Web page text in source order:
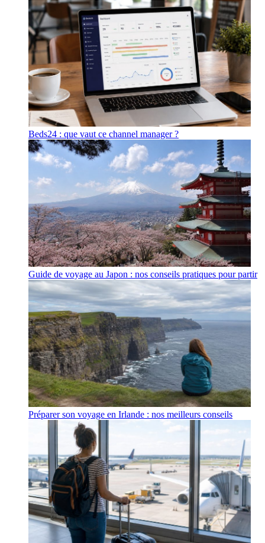
Beds24 : que vaut ce channel manager ?
Guide de voyage au Japon : nos conseils pratiques pour partir
Préparer son voyage en Irlande : nos meilleurs conseils